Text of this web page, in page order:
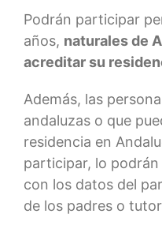
Podrán participar
años, naturales de
acreditar su
Además, las
andaluzas o que
residencia en
participar, lo
con los datos del
de los padres o